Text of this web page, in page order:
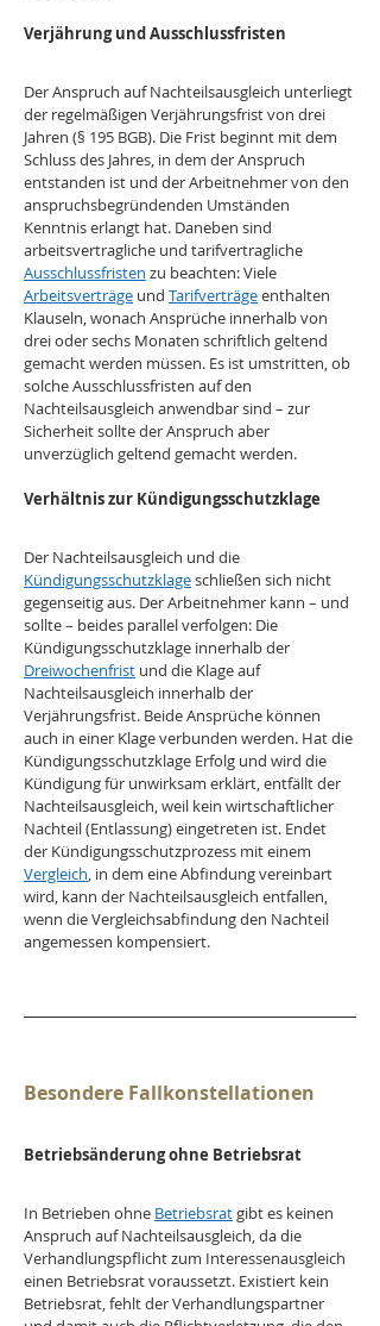
Verjährung und Ausschlussfristen
Der Anspruch auf Nachteilsausgleich unterliegt
der regelmäßigen Verjährungsfrist von drei
Jahren (§ 195 BGB). Die Frist beginnt mit dem
Schluss des Jahres, in dem der Anspruch
entstanden ist und der Arbeitnehmer von den
anspruchsbegründenden Umständen
Kenntnis erlangt hat. Daneben sind
arbeitsvertragliche und tarifvertragliche
Ausschlussfristen zu beachten: Viele
Arbeitsverträge und Tarifverträge enthalten
Klauseln, wonach Ansprüche innerhalb von
drei oder sechs Monaten schriftlich geltend
gemacht werden müssen. Es ist umstritten, ob
solche Ausschlussfristen auf den
Nachteilsausgleich anwendbar sind – zur
Sicherheit sollte der Anspruch aber
unverzüglich geltend gemacht werden.
Verhältnis zur Kündigungsschutzklage
Der Nachteilsausgleich und die
Kündigungsschutzklage schließen sich nicht
gegenseitig aus. Der Arbeitnehmer kann – und
sollte – beides parallel verfolgen: Die
Kündigungsschutzklage innerhalb der
Dreiwochenfrist und die Klage auf
Nachteilsausgleich innerhalb der
Verjährungsfrist. Beide Ansprüche können
auch in einer Klage verbunden werden. Hat die
Kündigungsschutzklage Erfolg und wird die
Kündigung für unwirksam erklärt, entfällt der
Nachteilsausgleich, weil kein wirtschaftlicher
Nachteil (Entlassung) eingetreten ist. Endet
der Kündigungsschutzprozess mit einem
Vergleich, in dem eine Abfindung vereinbart
wird, kann der Nachteilsausgleich entfallen,
wenn die Vergleichsabfindung den Nachteil
angemessen kompensiert.
Besondere Fallkonstellationen
Betriebsänderung ohne Betriebsrat
In Betrieben ohne Betriebsrat gibt es keinen
Anspruch auf Nachteilsausgleich, da die
Verhandlungspflicht zum Interessenausgleich
einen Betriebsrat voraussetzt. Existiert kein
Betriebsrat, fehlt der Verhandlungspartner